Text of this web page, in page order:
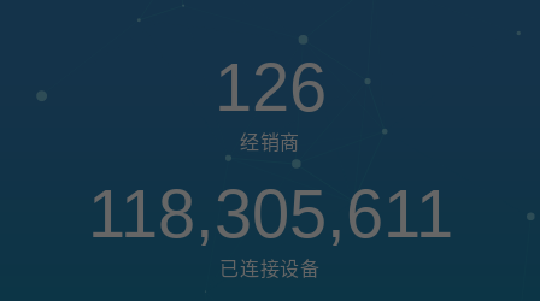
126
经销商
118,305,611
已连接设备